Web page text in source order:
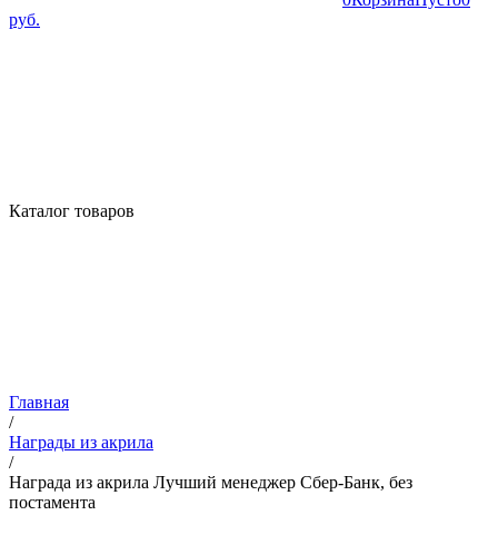
руб.
Каталог товаров
Главная
/
Награды из акрила
/
Награда из акрила Лучший менеджер Сбер-Банк, без
постамента